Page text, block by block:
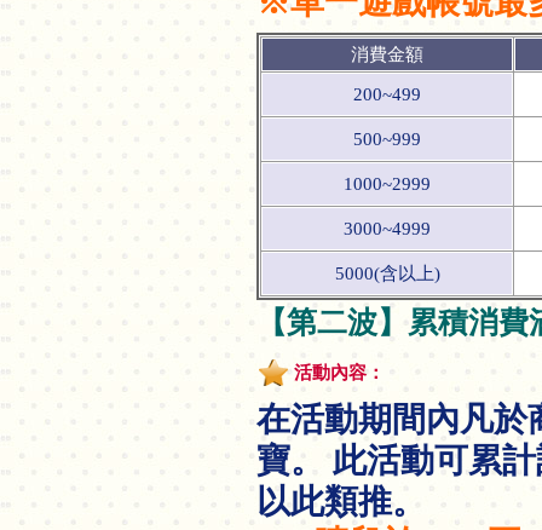
消費金額
200~499
500~999
1000~2999
3000~4999
5000(含以上)
【第二波】累積消
活動內容：
在活動期間內凡於
寶。 此活動可累
以此類推。